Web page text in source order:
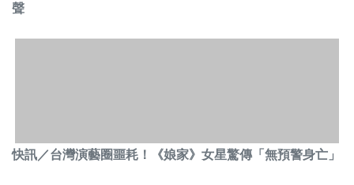
聲
快訊／台灣演藝圈噩耗！《娘家》女星驚傳「無預警身亡」